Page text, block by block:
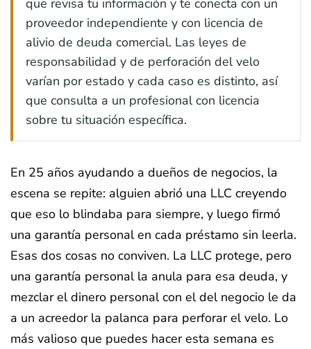
proveedor independiente y con licencia de
alivio de deuda comercial. Las leyes de
responsabilidad y de perforación del velo
varían por estado y cada caso es distinto, así
que consulta a un profesional con licencia
sobre tu situación específica.
En 25 años ayudando a dueños de negocios, la
escena se repite: alguien abrió una LLC creyendo
que eso lo blindaba para siempre, y luego firmó
una garantía personal en cada préstamo sin leerla.
Esas dos cosas no conviven. La LLC protege, pero
una garantía personal la anula para esa deuda, y
mezclar el dinero personal con el del negocio le da
a un acreedor la palanca para perforar el velo. Lo
más valioso que puedes hacer esta semana es